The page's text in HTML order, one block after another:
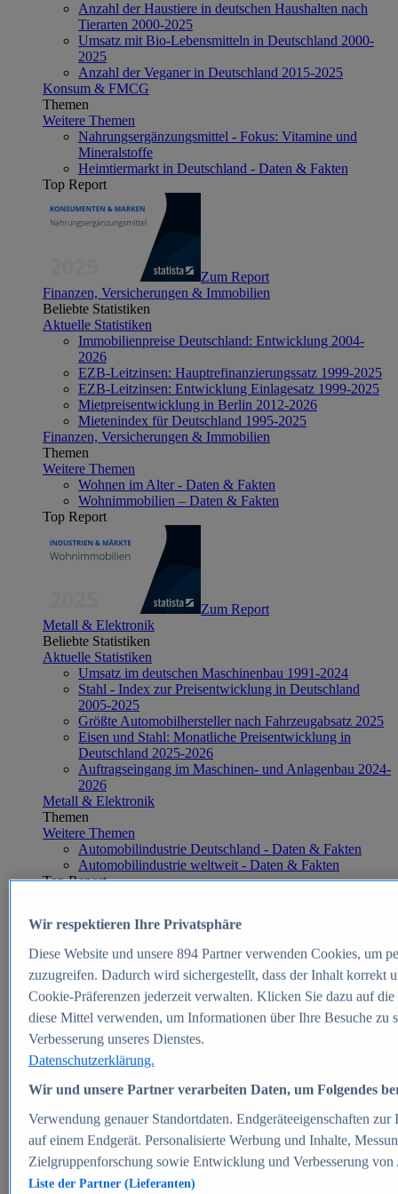
Anzahl der Haustiere in deutschen Haushalten nach
Tierarten 2000-2025
Umsatz mit Bio-Lebensmitteln in Deutschland 2000-
2025
Anzahl der Veganer in Deutschland 2015-2025
Konsum & FMCG
Themen
Weitere Themen
Nahrungsergänzungsmittel - Fokus: Vitamine und
Mineralstoffe
Heimtiermarkt in Deutschland - Daten & Fakten
Top Report
Zum Report
Finanzen, Versicherungen & Immobilien
Beliebte Statistiken
Aktuelle Statistiken
Immobilienpreise Deutschland: Entwicklung 2004-
2026
EZB-Leitzinsen: Hauptrefinanzierungssatz 1999-2025
EZB-Leitzinsen: Entwicklung Einlagesatz 1999-2025
Mietpreisentwicklung in Berlin 2012-2026
Mietenindex für Deutschland 1995-2025
Finanzen, Versicherungen & Immobilien
Themen
Weitere Themen
Wohnen im Alter - Daten & Fakten
Wohnimmobilien – Daten & Fakten
Top Report
Zum Report
Metall & Elektronik
Beliebte Statistiken
Aktuelle Statistiken
Umsatz im deutschen Maschinenbau 1991-2024
Stahl - Index zur Preisentwicklung in Deutschland
2005-2025
Größte Automobilhersteller nach Fahrzeugabsatz 2025
Eisen und Stahl: Monatliche Preisentwicklung in
Deutschland 2025-2026
Auftragseingang im Maschinen- und Anlagenbau 2024-
2026
Metall & Elektronik
Themen
Weitere Themen
Automobilindustrie Deutschland - Daten & Fakten
Automobilindustrie weltweit - Daten & Fakten
Top Report
Zum Report
E-commerce
Beliebte Statistiken
Aktuelle Statistiken
E-Commerce - Entwicklung des Umsatzes in
Deutschland 1999-2025
Umsatz von Amazon in Deutschland und weltweit
2010-2025
B2C-E-Commerce: Top-50 Online Shops in
Deutschland 2024
Marktanteile von Online-Zahlungsverfahren in
Deutschland 2024
Umsatzstarke Warengruppen im Online-Handel in
Deutschland 2023-2025
Wir respektieren Ihre Privatsphäre
Diese Website und unsere 894Partner verwenden Cookies, um
zuzugreifen. Dadurch wird sichergestellt, dass der Inhalt korrekt
Cookie-Präferenzen jederzeit verwalten. Klicken Sie dazu auf
diese Mittel verwenden, um Informationen über Ihre Besuche
Verbesserung unseres Dienstes.
Datenschutzerklärung.
Wir und unsere Partner verarbeiten Daten, um Folgendes
Verwendung genauer Standortdaten. Endgeräteeigenschaften
auf einem Endgerät. Personalisierte Werbung und Inhalte,
Zielgruppenforschung sowie Entwicklung und Verbesserung von
Liste der Partner (Lieferanten)